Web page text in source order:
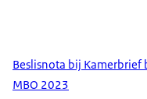
Beslisnota bij
MBO 2023